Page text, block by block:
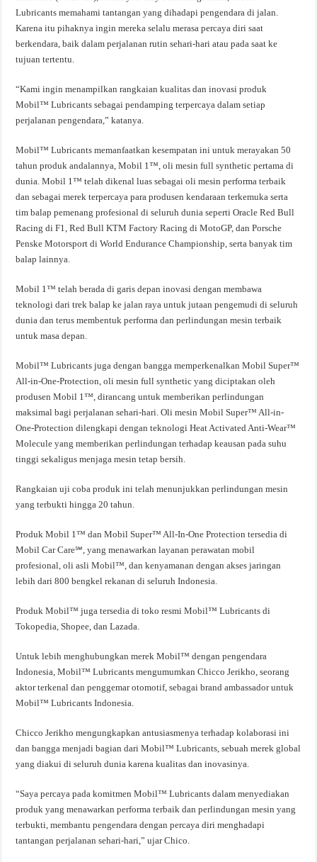
Lubricants memahami tantangan yang dihadapi pengendara di jalan.
Karena itu pihaknya ingin mereka selalu merasa percaya diri saat
berkendara, baik dalam perjalanan rutin sehari-hari atau pada saat ke
tujuan tertentu.
“Kami ingin menampilkan rangkaian kualitas dan inovasi produk
Mobil™ Lubricants sebagai pendamping terpercaya dalam setiap
perjalanan pengendara,” katanya.
Mobil™ Lubricants memanfaatkan kesempatan ini untuk merayakan 50
tahun produk andalannya, Mobil 1™, oli mesin full synthetic pertama di
dunia. Mobil 1™ telah dikenal luas sebagai oli mesin performa terbaik
dan sebagai merek terpercaya para produsen kendaraan terkemuka serta
tim balap pemenang profesional di seluruh dunia seperti Oracle Red Bull
Racing di F1, Red Bull KTM Factory Racing di MotoGP, dan Porsche
Penske Motorsport di World Endurance Championship, serta banyak tim
balap lainnya.
Mobil 1™ telah berada di garis depan inovasi dengan membawa
teknologi dari trek balap ke jalan raya untuk jutaan pengemudi di seluruh
dunia dan terus membentuk performa dan perlindungan mesin terbaik
untuk masa depan.
Mobil™ Lubricants juga dengan bangga memperkenalkan Mobil Super™
All-in-One-Protection, oli mesin full synthetic yang diciptakan oleh
produsen Mobil 1™, dirancang untuk memberikan perlindungan
maksimal bagi perjalanan sehari-hari. Oli mesin Mobil Super™ All-in-
One-Protection dilengkapi dengan teknologi Heat Activated Anti-Wear™️
Molecule yang memberikan perlindungan terhadap keausan pada suhu
tinggi sekaligus menjaga mesin tetap bersih.
Rangkaian uji coba produk ini telah menunjukkan perlindungan mesin
yang terbukti hingga 20 tahun.
Produk Mobil 1™ dan Mobil Super™ All-In-One Protection tersedia di
Mobil Car Care℠, yang menawarkan layanan perawatan mobil
profesional, oli asli Mobil™, dan kenyamanan dengan akses jaringan
lebih dari 800 bengkel rekanan di seluruh Indonesia.
Produk Mobil™ juga tersedia di toko resmi Mobil™ Lubricants di
Tokopedia, Shopee, dan Lazada.
Untuk lebih menghubungkan merek Mobil™ dengan pengendara
Indonesia, Mobil™ Lubricants mengumumkan Chicco Jerikho, seorang
aktor terkenal dan penggemar otomotif, sebagai brand ambassador untuk
Mobil™ Lubricants Indonesia.
Chicco Jerikho mengungkapkan antusiasmenya terhadap kolaborasi ini
dan bangga menjadi bagian dari Mobil™ Lubricants, sebuah merek global
yang diakui di seluruh dunia karena kualitas dan inovasinya.
“Saya percaya pada komitmen Mobil™ Lubricants dalam menyediakan
produk yang menawarkan performa terbaik dan perlindungan mesin yang
terbukti, membantu pengendara dengan percaya diri menghadapi
tantangan perjalanan sehari-hari,” ujar Chico.